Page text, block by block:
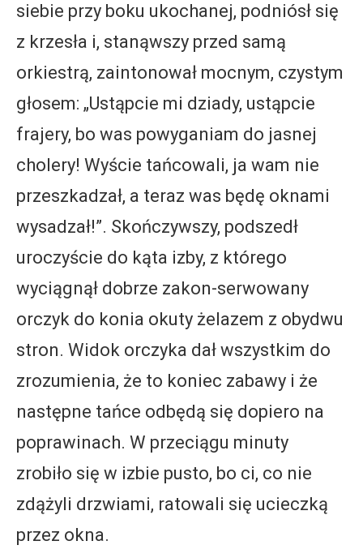
siebie przy boku ukochanej, podniósł się
z krzesła i, stanąwszy przed samą
orkiestrą, zaintonował mocnym, czystym
głosem: „Ustąpcie mi dziady, ustąpcie
frajery, bo was powyganiam do jasnej
cholery! Wyście tańcowali, ja wam nie
przeszkadzał, a teraz was będę oknami
wysadzał!”. Skończywszy, podszedł
uroczyście do kąta izby, z którego
wyciągnął dobrze zakon-serwowany
orczyk do konia okuty żelazem z obydwu
stron. Widok orczyka dał wszystkim do
zrozumienia, że to koniec zabawy i że
następne tańce odbędą się dopiero na
poprawinach. W przeciągu minuty
zrobiło się w izbie pusto, bo ci, co nie
zdążyli drzwiami, ratowali się ucieczką
przez okna.